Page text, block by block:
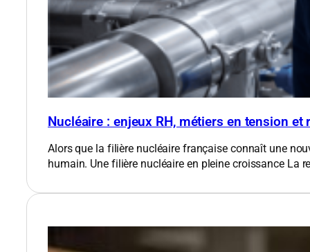
Nucléaire : enjeux RH, métiers en tension et
Alors que la filière nucléaire française connaît une
humain. Une filière nucléaire en pleine croissance​ La